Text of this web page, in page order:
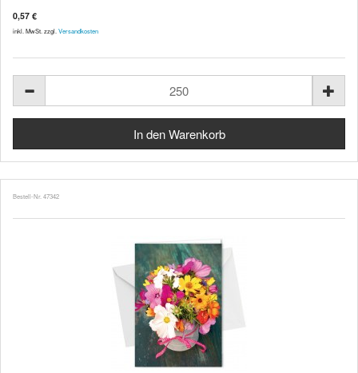
0,57 €
inkl. MwSt. zzgl. Versandkosten
Bestell-Nr. 47342